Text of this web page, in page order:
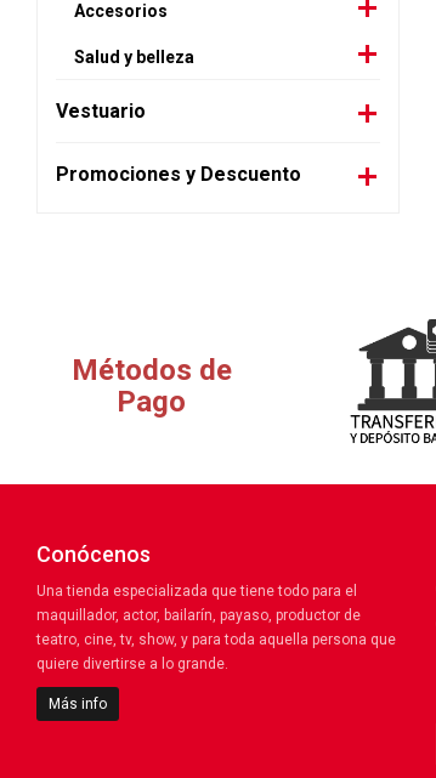
Accesorios
Salud y belleza
Vestuario
Promociones y Descuento
Métodos de
Pago
Conócenos
Una tienda especializada que tiene todo para el
maquillador, actor, bailarín, payaso, productor de
teatro, cine, tv, show, y para toda aquella persona que
quiere divertirse a lo grande.
Más info